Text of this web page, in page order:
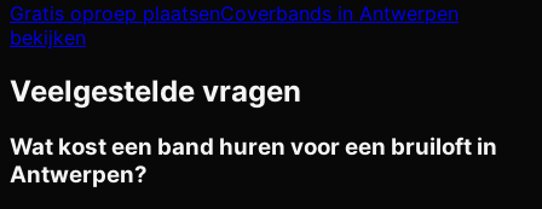
Gratis oproep plaatsenCoverbands in Antwerpen
bekijken
Veelgestelde vragen
Wat kost een band huren voor een bruiloft in
Antwerpen?